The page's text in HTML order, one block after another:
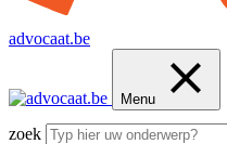
advocaat.be
Menu
zoek